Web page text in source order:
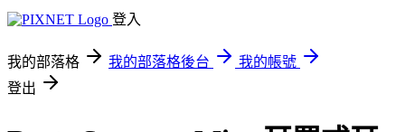
登入
我的部落格 我的部落格後台
我的帳號
登出